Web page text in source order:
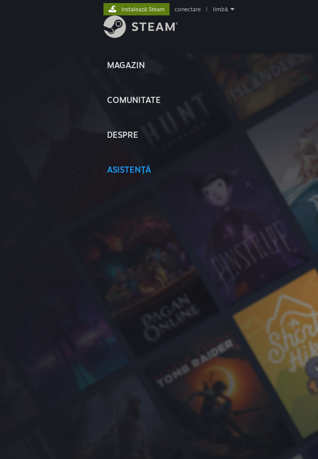
MAGAZIN
COMUNITATE
DESPRE
ASISTENȚĂ
Instalează Steam conectare limbă